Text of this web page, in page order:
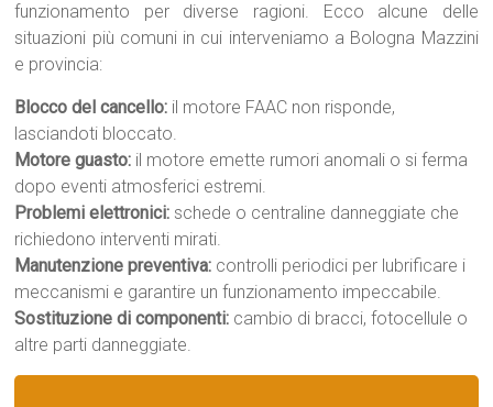
funzionamento per diverse ragioni. Ecco alcune delle
situazioni più comuni in cui interveniamo a Bologna Mazzini
e provincia:
Blocco del cancello: il motore FAAC non risponde,
lasciandoti bloccato.
Motore guasto: il motore emette rumori anomali o si ferma
dopo eventi atmosferici estremi.
Problemi elettronici: schede o centraline danneggiate che
richiedono interventi mirati.
Manutenzione preventiva: controlli periodici per lubrificare i
meccanismi e garantire un funzionamento impeccabile.
Sostituzione di componenti: cambio di bracci, fotocellule o
altre parti danneggiate.